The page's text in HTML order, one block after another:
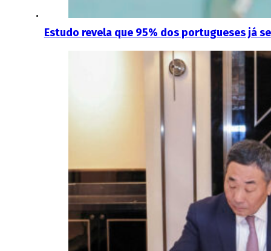
Estudo revela que 95% dos portugueses já